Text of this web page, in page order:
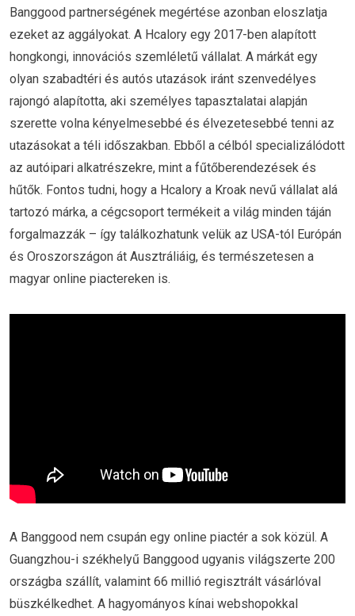
Banggood partnerségének megértése azonban eloszlatja
ezeket az aggályokat. A Hcalory egy 2017-ben alapított
hongkongi, innovációs szemléletű vállalat. A márkát egy
olyan szabadtéri és autós utazások iránt szenvedélyes
rajongó alapította, aki személyes tapasztalatai alapján
szerette volna kényelmesebbé és élvezetesebbé tenni az
utazásokat a téli időszakban. Ebből a célból specializálódott
az autóipari alkatrészekre, mint a fűtőberendezések és
hűtők. Fontos tudni, hogy a Hcalory a Kroak nevű vállalat alá
tartozó márka, a cégcsoport termékeit a világ minden táján
forgalmazzák – így találkozhatunk velük az USA-tól Európán
és Oroszországon át Ausztráliáig, és természetesen a
magyar online piactereken is.
A Banggood nem csupán egy online piactér a sok közül. A
Guangzhou-i székhelyű Banggood ugyanis világszerte 200
országba szállít, valamint 66 millió regisztrált vásárlóval
büszkélkedhet. A hagyományos kínai webshopokkal